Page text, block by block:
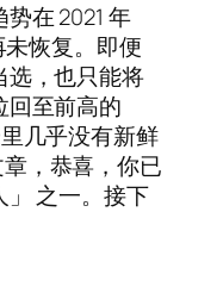
势在 2021 年
未恢复。即便
选，也只能将
回至前高的
几乎没有新鲜
，恭喜，你已
」 之一。接下